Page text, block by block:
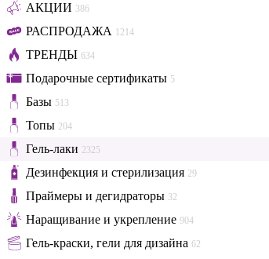
АКЦИИ 386
РАСПРОДАЖА 1214
ТРЕНДЫ 634
Подарочные сертификаты 5
Базы 513
Топы 204
Гель-лаки 2325
Дезинфекция и стерилизация 29
Праймеры и дегидраторы 32
Наращивание и укрепление 904
Гель-краски, гели для дизайна 62